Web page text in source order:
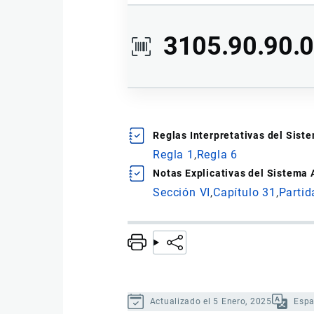
Para lapresentación en envases
Reglas Interpretativas del
Regla 1 Regla 6
Notas Explicativas del Sistema
Sección VI Capítulo 31
Actualizado el 5 Enero, 2025